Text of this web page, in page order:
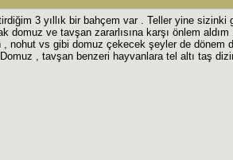
3 yıllık bir bahçem var . Teller yine sizinki
domuz ve tavşan zararlısına karşı önlem
, nohut vs gibi domuz çekecek şeyler de dönem
Domuz , tavşan benzeri hayvanlara tel altı taş